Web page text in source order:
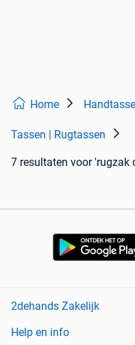
Home
Tassen | Rugtassen
7 resultaten voor 'rugzak
2dehands Zakelijk
Help en info